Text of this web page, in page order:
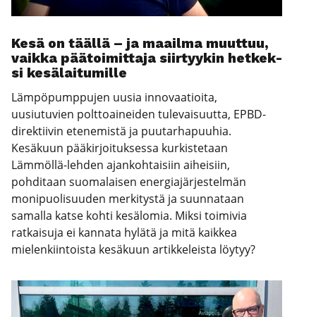
Kesä on tääl­lä – ja maa­il­ma muut­tuu,
vaik­ka pää­toi­mit­ta­ja siir­tyy­kin het­kek­
si kesä­lai­tu­mil­le
Lämpöpumppujen uusia innovaatioita,
uusiutuvien polttoaineiden tulevaisuutta, EPBD-
direktiivin etenemistä ja puutarhapuuhia.
Kesäkuun pääkirjoituksessa kurkistetaan
Lämmöllä-lehden ajankohtaisiin aiheisiin,
pohditaan suomalaisen energiajärjestelmän
monipuolisuuden merkitystä ja suunnataan
samalla katse kohti kesälomia. Miksi toimivia
ratkaisuja ei kannata hylätä ja mitä kaikkea
mielenkiintoista kesäkuun artikkeleista löytyy?